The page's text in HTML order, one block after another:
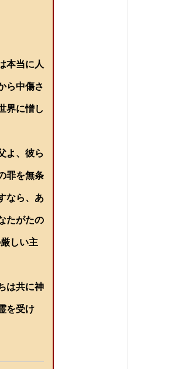
上
矢
印
ー
て
く
さ
本当に人
ら中傷さ
界に憎し
よ、彼ら
罪を無条
なら、あ
たがたの
しい主
は共に神
を受け